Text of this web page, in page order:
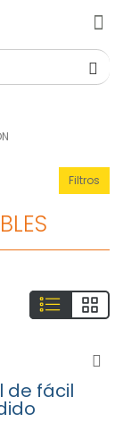
Filtros
de fácil